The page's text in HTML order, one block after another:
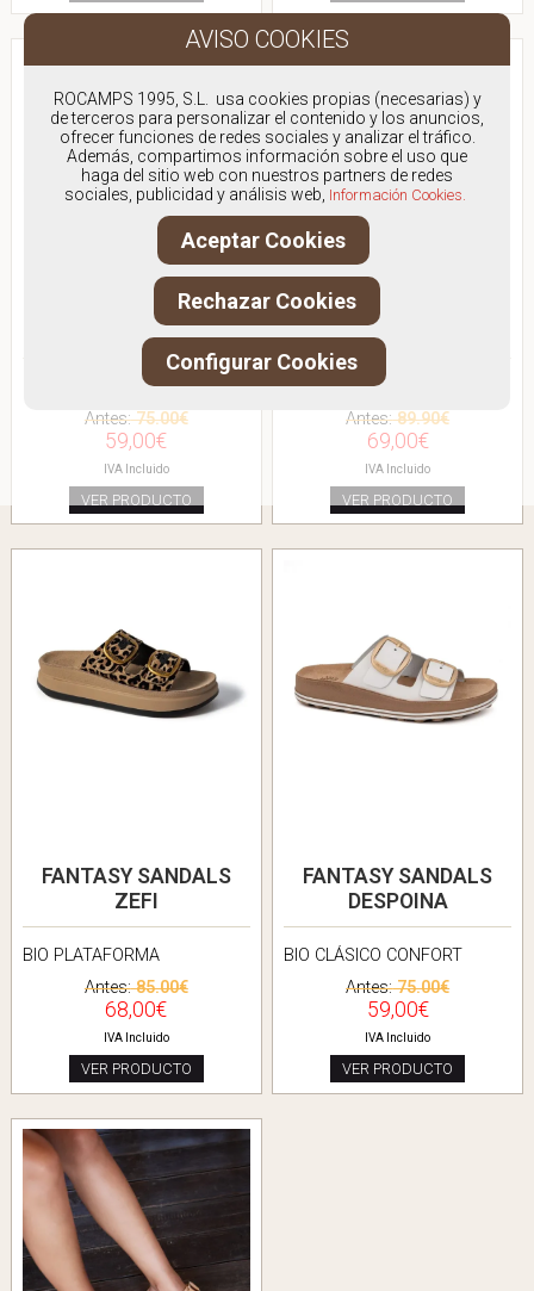
FANTASY SANDALS
DESPOINA
BIO CLÁSICO CONFORT
Antes:75.00€
59,00€
IVA Incluido
VER PRODUCTO
FANTASY SANDALS
BAMBOO
BIO TRENZADO HEBILLA
Antes:89.90€
69,00€
IVA Incluido
VER PRODUCTO
FANTASY SANDALS
ZEFI
BIO PLATAFORMA
Antes:85.00€
68,00€
IVA Incluido
VER PRODUCTO
FANTASY SANDALS
DESPOINA
BIO CLÁSICO CONFORT
Antes:75.00€
59,00€
IVA Incluido
VER PRODUCTO
ROCAMPS 1995, S.L. usa cookies propias (necesarias) y
de terceros para personalizar el contenido y los anuncios,
ofrecer funciones de redes sociales y analizar el tráfico.
Además, compartimos información sobre el uso que
haga del sitio web con nuestros partners de redes
sociales, publicidad y análisis web, Información Cookies.
Aceptar Cookies
Rechazar Cookies
Configurar Cookies